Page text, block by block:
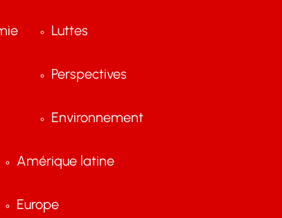
Luttes
Perspectives
Environnement
Amérique latine
Europe